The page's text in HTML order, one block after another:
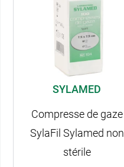
SYLAMED
Compresse de gaze
SylaFil Sylamed non
stérile